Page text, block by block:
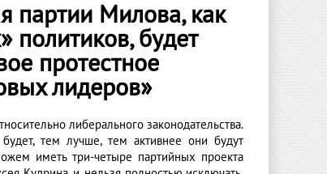
партии Милова, как
политиков, будет
протестное
лидеров»
либерального законодательства.
тем лучше, тем активнее они будут
иметь три-четыре партийных проекта